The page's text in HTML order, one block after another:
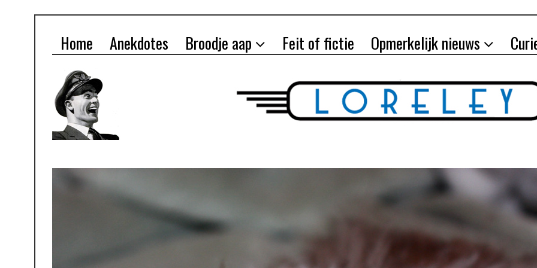
Home Anekdotes Broodje aap Feit of fictie Opmerkelijk nieuws